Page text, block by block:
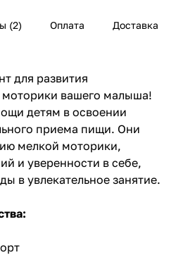
(2) Оплата Доставка
для развития
моторики вашего малыша!
детям в освоении
приема пищи. Они
мелкой моторики,
и уверенности в себе,
в увлекательное занятие.